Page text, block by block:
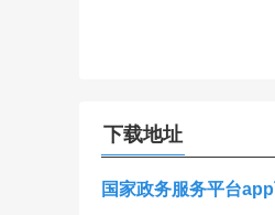
下载地址
国家政务服务平台